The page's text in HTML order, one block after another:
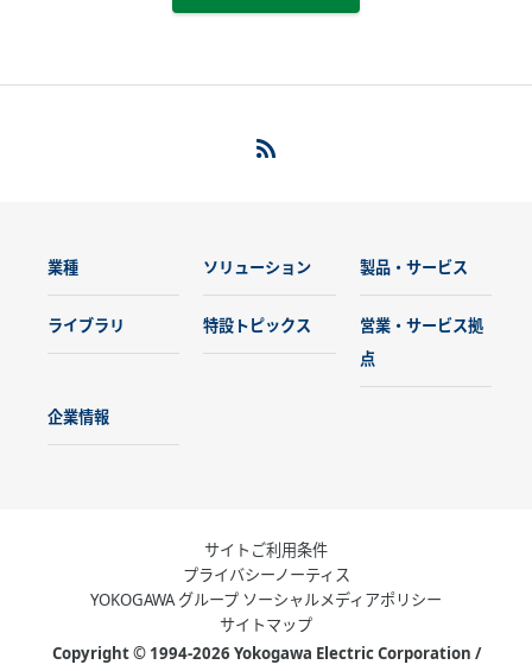
業種 ソリューション 製品・サービス
ライブラリ 特設トピックス
営業・サービス拠
点
企業情報
サイトご利用条件
プライバシーノーティス
YOKOGAWA グループ ソーシャルメディアポリシー
サイトマップ
Copyright © 1994-2026 Yokogawa Electric Corporation /